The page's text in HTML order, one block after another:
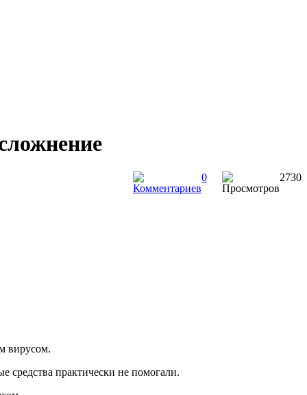
0
2730
вирусом.
средства практически не помогали.